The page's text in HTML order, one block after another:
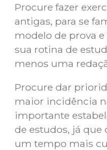
Procure fazer
antigas, para se
modelo de prova
sua rotina de
menos uma
Procure dar
maior incidência
importante
de estudos, já que
um tempo mais